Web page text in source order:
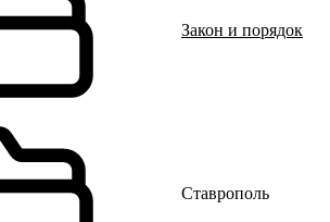
Закон и порядок
Ставрополь